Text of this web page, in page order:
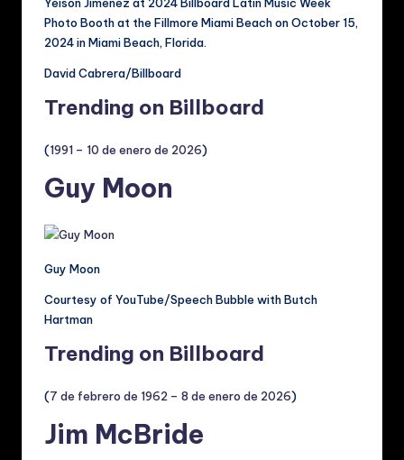
Yeison Jimenez at 2024 Billboard Latin Music Week
Photo Booth at the Fillmore Miami Beach on October 15,
2024 in Miami Beach, Florida.
David Cabrera/Billboard
Trending on Billboard
(1991 – 10 de enero de 2026)
Guy Moon
Guy Moon
Courtesy of YouTube/Speech Bubble with Butch
Hartman
Trending on Billboard
(7 de febrero de 1962 – 8 de enero de 2026)
Jim McBride